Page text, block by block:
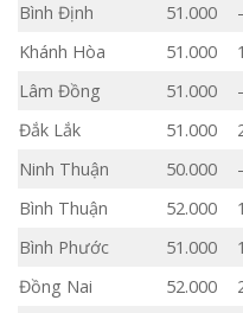
Bình Định
51.000
Khánh Hòa
51.000
Lâm Đồng
51.000
Đắk Lắk
51.000
Ninh Thuận
50.000
Bình Thuận
52.000
Bình Phước
51.000
Đồng Nai
52.000